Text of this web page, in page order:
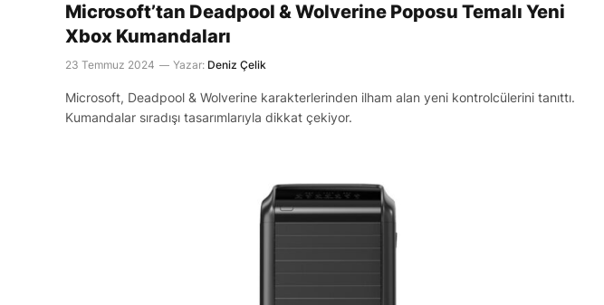
Microsoft’tan Deadpool & Wolverine Poposu Temalı Yeni
Xbox Kumandaları
23 Temmuz 2024 Yazar: Deniz Çelik
Microsoft, Deadpool & Wolverine karakterlerinden ilham alan yeni kontrolcülerini tanıttı.
Kumandalar sıradışı tasarımlarıyla dikkat çekiyor.